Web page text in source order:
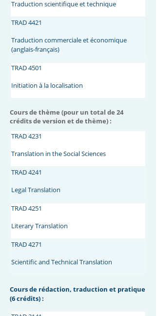
Traduction scientifique et technique
TRAD 4421
Traduction commerciale et économique
(anglais-français)
TRAD 4501
Initiation à la localisation
Cours de thème (pour un total de 24
crédits de version et de thème) :
TRAD 4231
Translation in the Social Sciences
TRAD 4241
Legal Translation
TRAD 4251
Literary Translation
TRAD 4271
Scientific and Technical Translation
Cours de rédaction, traduction et pratique
(6 crédits) :